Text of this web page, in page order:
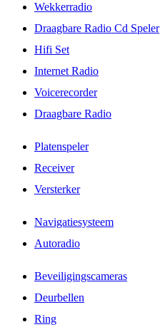
Wekkerradio
Draagbare Radio Cd Speler
Hifi Set
Internet Radio
Voicerecorder
Draagbare Radio
Platenspeler
Receiver
Versterker
Navigatiesysteem
Autoradio
Beveiligingscameras
Deurbellen
Ring